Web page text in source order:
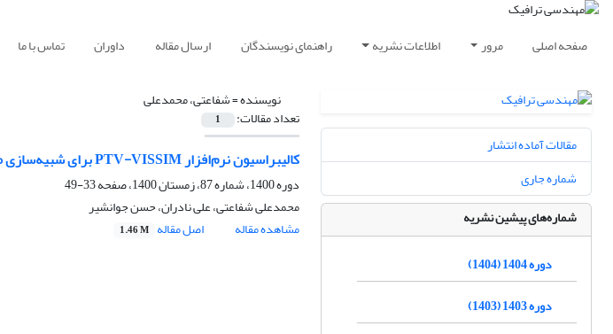
صفحه اصلی مرور اطلاعات نشریه راهنمای نویسندگان ارسال مقاله داوران تماس با ما
نویسنده =شفاعتی، محمدعلی
تعداد مقالات: 1
کالیبراسیون نرم‌افزار PTV-VISSIM برای شبیه‌سازی میدان و مقایسه نتایج با نرم‌افزار AIMSUN
دوره 1400، شماره 87، زمستان 1400، صفحه
33-49
محمدعلی شفاعتی، علی نادران، حسن جوانشیر
مشاهده مقاله
اصل مقاله 1.46 M
مقالات آماده انتشار
شماره جاری
شماره‌های پیشین نشریه
دوره 1404 (1404)
دوره 1403 (1403)